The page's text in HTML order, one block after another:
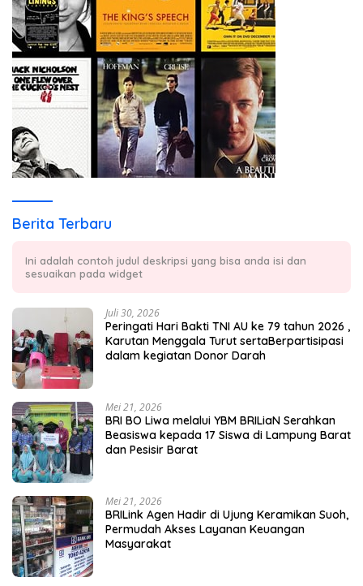
Berita Terbaru
Ini adalah contoh judul deskripsi yang bisa anda isi dan
sesuaikan pada widget
Juli 30, 2026
Peringati Hari Bakti TNI AU ke 79 tahun 2026 ,
Karutan Menggala Turut sertaBerpartisipasi
dalam kegiatan Donor Darah
Mei 21, 2026
BRI BO Liwa melalui YBM BRILiaN Serahkan
Beasiswa kepada 17 Siswa di Lampung Barat
dan Pesisir Barat
Mei 21, 2026
BRILink Agen Hadir di Ujung Keramikan Suoh,
Permudah Akses Layanan Keuangan
Masyarakat